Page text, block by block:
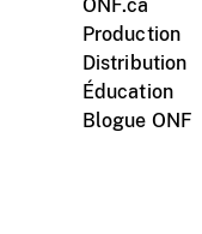
ONF.ca
Production
Distribution
Éducation
Blogue ONF